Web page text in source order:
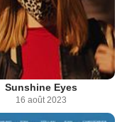
Sunshine Eyes
16 août 2023